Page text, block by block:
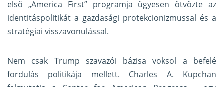
első „America First” programja ügyesen ötvözte az
identitáspolitikát a gazdasági protekcionizmussal és a
stratégiai visszavonulással.
Nem csak Trump szavazói bázisa voksol a befelé
fordulás politikája mellett. Charles A. Kupchan